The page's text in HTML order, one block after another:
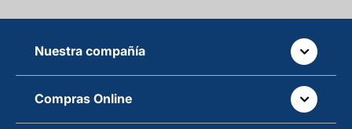
Nuestra compañía
Quiénes somos
Auteco sostenible
Compras Online
¿Dónde está tu pedido?